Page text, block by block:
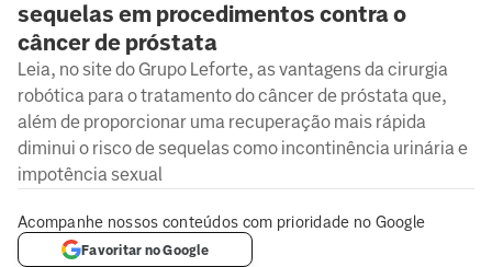
sequelas em procedimentos contra o
câncer de próstata
Leia, no site do Grupo Leforte, as vantagens da cirurgia
robótica para o tratamento do câncer de próstata que,
além de proporcionar uma recuperação mais rápida
diminui o risco de sequelas como incontinência urinária e
impotência sexual
Acompanhe nossos conteúdos com prioridade no Google
Favoritar no Google